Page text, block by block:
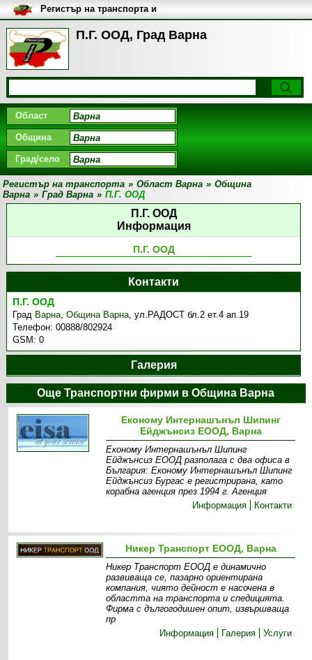
П.Г. ООД, Град Варна
Регистър на транспорта и
транспортните фирми в
България
Област
Община
Град/село
Регистър на транспорта » Област Варна » Община
Варна » Град Варна » П.Г. ООД
П.Г. ООД
Информация
П.Г. ООД
Контакти
П.Г. ООД
Град Варна,Община Варна,ул.РАДОСТ бл.2 ет.4 ап.19
Телефон:00888/802924
GSM:0
Галерия
Още Транспортни фирми в Община Варна
Економу Интернашънъл Шипинг
Ейджънсиз ЕООД, Варна
Економу Интернашънъл Шипинг
Ейджънсиз ЕООД разполага с два офиса в
България: Економу Интернашънъл Шипинг
Ейджънсиз Бургас е регистрирана, като
корабна агенция през 1994 г. Агенция
Информация
Контакти
Никер Транспорт ЕООД, Варна
Никер Транспорт ЕООД е динамично
развиваща се, пазарно ориентирана
компания, чиято дейност е насочена в
областта на транспорта и спедицията.
Фирма с дългогодишен опит, извършваща
пр
Информация
Галерия Услуги